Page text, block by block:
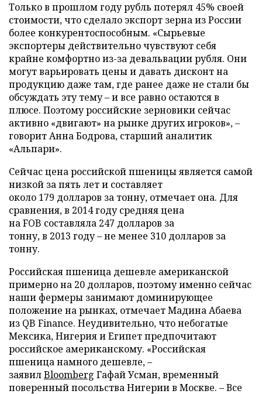
Только в прошлом году рубль потерял 45% своей
стоимости, что сделало экспорт зерна из России
более конкурентоспособным. «Сырьевые
экспортеры действительно чувствуют себя
крайне комфортно из-за девальвации рубля. Они
могут варьировать цены и давать дисконт на
продукцию даже там, где ранее даже не стали бы
обсуждать эту тему – и все равно остаются в
плюсе. Поэтому российские зерновики сейчас
активно «двигают» на рынке других игроков», –
говорит Анна Бодрова, старший аналитик
«Альпари».
Сейчас цена российской пшеницы является самой
низкой за пять лет и составляет
около 179 долларов за тонну, отмечает она. Для
сравнения, в 2014 году средняя цена
на FOB составляла 247 долларов за
тонну, в 2013 году – не менее 310 долларов за
тонну.
Российская пшеница дешевле американской
примерно на 20 долларов, поэтому именно сейчас
наши фермеры занимают доминирующее
положение на рынках, отмечает Мадина Абаева
из QB Finance. Неудивительно, что небогатые
Мексика, Нигерия и Египет предпочитают
российское американскому. «Российская
пшеница намного дешевле, –
заявилBloomberg Гафай Усман, временный
поверенный посольства Нигерии в Москве. – Все